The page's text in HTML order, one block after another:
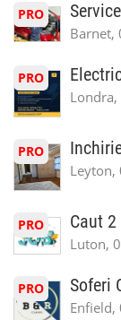
PRO
Barnet,
PRO
PRO
Leyton,
PRO Caut 2
Luton,
PRO Soferi
Enfield,